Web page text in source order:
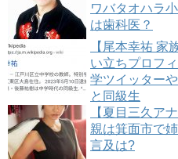
ワバタオハラ
は歯科医？
【尾本幸祐 家
い立ちプロフ
学ツイッター
と同級生
【夏目三久ア
親は箕面市で
言及は?